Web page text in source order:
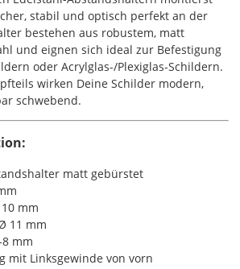
stabil und optisch perfekt an der
bestehen aus robustem, matt
und eignen sich ideal zur Befestigung
oder Acrylglas-/Plexiglas-Schildern.
wirken Deine Schilder modern,
schwebend.
matt gebürstet
mm
11 mm
mm
mit Linksgewinde von vorn